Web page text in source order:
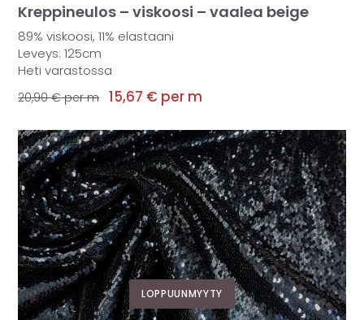
Kreppineulos – viskoosi – vaalea beige
89% viskoosi, 11% elastaani
Leveys: 125cm
Heti varastossa
20,90€per m 15,67 € per m
LOPPUUNMYYTY